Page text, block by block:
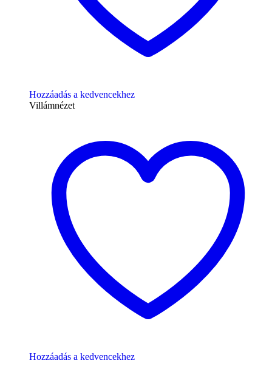
Hozzáadás a kedvencekhez
Villámnézet
Hozzáadás a kedvencekhez